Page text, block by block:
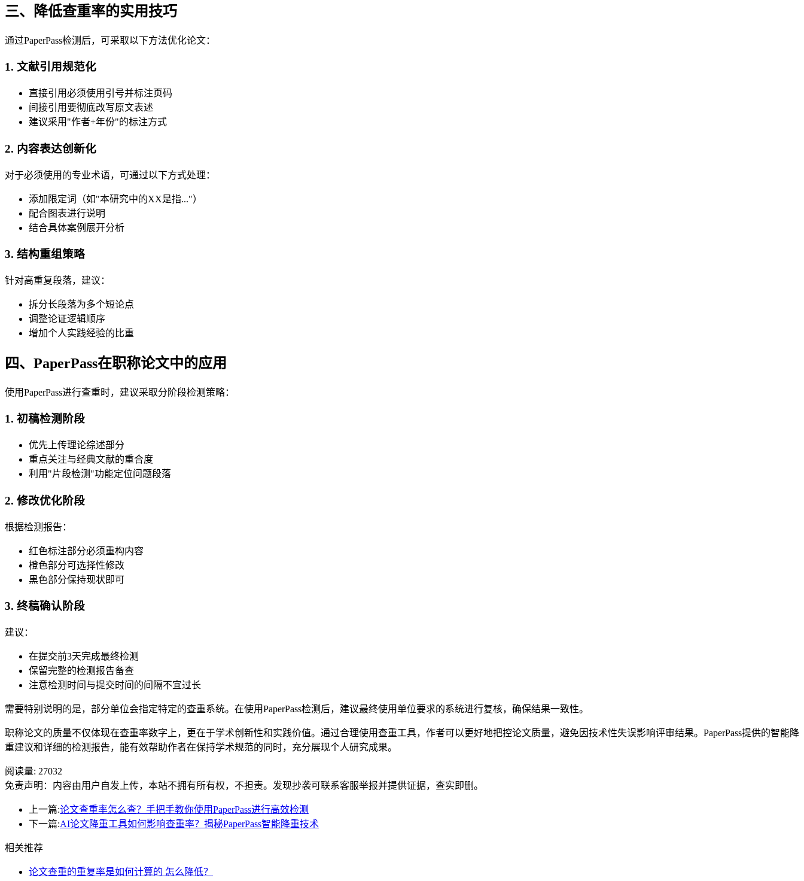
三、降低查重率的实用技巧
通过PaperPass检测后，可采取以下方法优化论文：
1. 文献引用规范化
直接引用必须使用引号并标注页码
间接引用要彻底改写原文表述
建议采用"作者+年份"的标注方式
2. 内容表达创新化
对于必须使用的专业术语，可通过以下方式处理：
添加限定词（如"本研究中的XX是指..."）
配合图表进行说明
结合具体案例展开分析
3. 结构重组策略
针对高重复段落，建议：
拆分长段落为多个短论点
调整论证逻辑顺序
增加个人实践经验的比重
四、PaperPass在职称论文中的应用
使用PaperPass进行查重时，建议采取分阶段检测策略：
1. 初稿检测阶段
优先上传理论综述部分
重点关注与经典文献的重合度
利用"片段检测"功能定位问题段落
2. 修改优化阶段
根据检测报告：
红色标注部分必须重构内容
橙色部分可选择性修改
黑色部分保持现状即可
3. 终稿确认阶段
建议：
在提交前3天完成最终检测
保留完整的检测报告备查
注意检测时间与提交时间的间隔不宜过长
需要特别说明的是，部分单位会指定特定的查重系统。在使用PaperPass检测后，建议最终使用单位要求的系统进行复核，确保结果一致性。
职称论文的质量不仅体现在查重率数字上，更在于学术创新性和实践价值。通过合理使用查重工具，作者可以更好地把控论文质量，避免因技术性失误影响评审结果。PaperPass提供的智能降
重建议和详细的检测报告，能有效帮助作者在保持学术规范的同时，充分展现个人研究成果。
阅读量: 27032
免责声明：内容由用户自发上传，本站不拥有所有权，不担责。发现抄袭可联系客服举报并提供证据，查实即删。
上一篇:论文查重率怎么查？手把手教你使用PaperPass进行高效检测
下一篇:AI论文降重工具如何影响查重率？揭秘PaperPass智能降重技术
相关推荐
论文查重的重复率是如何计算的 怎么降低？